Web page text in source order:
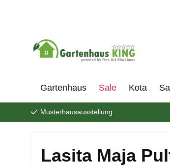
Gartenhaus Sale Kota
Musterhausausstellung
Lasita Maja